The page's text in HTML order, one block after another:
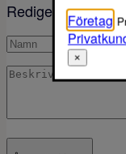
Redigera din lista
Företag
×